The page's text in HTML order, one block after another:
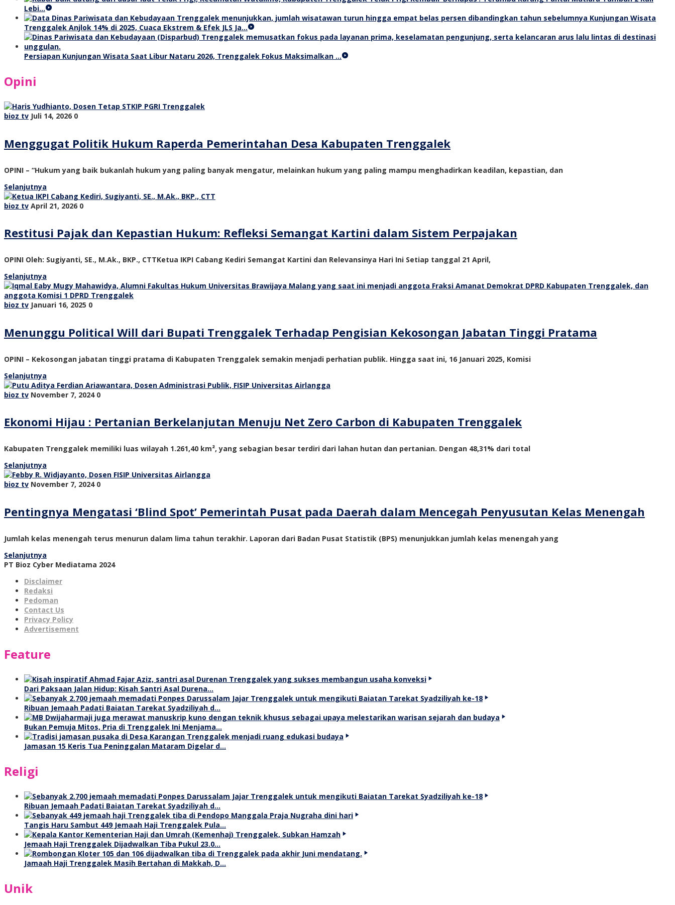
Lebi…
Kunjungan Wisata
Trenggalek Anjlok 14% di 2025, Cuaca Ekstrem & Efek JLS Ja…
Persiapan Kunjungan Wisata Saat Libur Nataru 2026, Trenggalek Fokus Maksimalkan …
Opini
bioz tv Juli 14, 2026 0
Menggugat Politik Hukum Raperda Pemerintahan Desa Kabupaten Trenggalek
OPINI – “Hukum yang baik bukanlah hukum yang paling banyak mengatur, melainkan hukum yang paling mampu menghadirkan keadilan, kepastian, dan
Selanjutnya
bioz tv April 21, 2026 0
Restitusi Pajak dan Kepastian Hukum: Refleksi Semangat Kartini dalam Sistem Perpajakan
OPINI Oleh: Sugiyanti, SE., M.Ak., BKP., CTTKetua IKPI Cabang Kediri Semangat Kartini dan Relevansinya Hari Ini Setiap tanggal 21 April,
Selanjutnya
bioz tv Januari 16, 2025 0
Menunggu Political Will dari Bupati Trenggalek Terhadap Pengisian Kekosongan Jabatan Tinggi Pratama
OPINI – Kekosongan jabatan tinggi pratama di Kabupaten Trenggalek semakin menjadi perhatian publik. Hingga saat ini, 16 Januari 2025, Komisi
Selanjutnya
bioz tv November 7, 2024 0
Ekonomi Hijau : Pertanian Berkelanjutan Menuju Net Zero Carbon di Kabupaten Trenggalek
Kabupaten Trenggalek memiliki luas wilayah 1.261,40 km², yang sebagian besar terdiri dari lahan hutan dan pertanian. Dengan 48,31% dari total
Selanjutnya
bioz tv November 7, 2024 0
Pentingnya Mengatasi ‘Blind Spot’ Pemerintah Pusat pada Daerah dalam Mencegah Penyusutan Kelas Menengah
Jumlah kelas menengah terus menurun dalam lima tahun terakhir. Laporan dari Badan Pusat Statistik (BPS) menunjukkan jumlah kelas menengah yang
Selanjutnya
PT Bioz Cyber Mediatama 2024
Disclaimer
Redaksi
Pedoman
Contact Us
Privacy Policy
Advertisement
Feature
Dari Paksaan Jalan Hidup: Kisah Santri Asal Durena…
Ribuan Jemaah Padati Baiatan Tarekat Syadziliyah d…
Bukan Pemuja Mitos, Pria di Trenggalek Ini Menjama…
Jamasan 15 Keris Tua Peninggalan Mataram Digelar d…
Religi
Ribuan Jemaah Padati Baiatan Tarekat Syadziliyah d…
Tangis Haru Sambut 449 Jemaah Haji Trenggalek Pula…
Jemaah Haji Trenggalek Dijadwalkan Tiba Pukul 23.0…
Jamaah Haji Trenggalek Masih Bertahan di Makkah, D…
Unik